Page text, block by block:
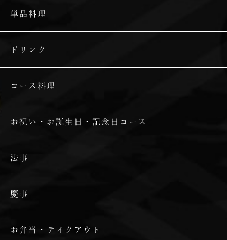
単品料理
ドリンク
コース料理
お祝い・お誕生日・記念日コース
法事
慶事
お弁当・テイクアウト